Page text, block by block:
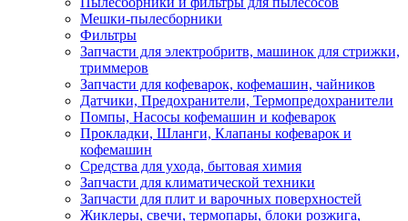
Мешки-пылесборники
Фильтры
Запчасти для электробритв, машинок для стрижки,
триммеров
Запчасти для кофеварок, кофемашин, чайников
Датчики, Предохранители, Термопредохранители
Помпы, Насосы кофемашин и кофеварок
Прокладки, Шланги, Клапаны кофеварок и
кофемашин
Средства для ухода, бытовая химия
Запчасти для климатической техники
Запчасти для плит и варочных поверхностей
Жиклеры, свечи, термопары, блоки розжига,